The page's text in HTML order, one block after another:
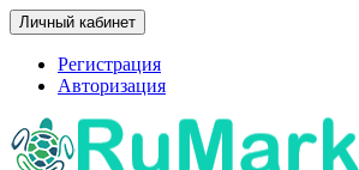
Личный кабинет
Регистрация
Авторизация